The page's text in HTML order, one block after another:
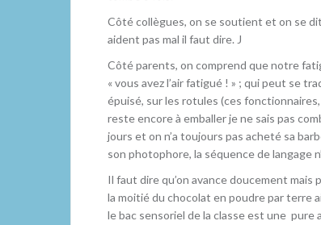
Côté collègues, on se soutient et on se
aident pas mal il faut dire. J
Côté parents, on comprend que notre
« vous avez l’air fatigué ! » ; qui peut se
épuisé, sur les rotules (ces
reste encore à emballer je ne sais pas
jours et on n’a toujours pas acheté sa
son photophore, la séquence de langage
Il faut dire qu’on avance doucement
la moitié du chocolat en poudre par terre
le bac sensoriel de la classe est une pure